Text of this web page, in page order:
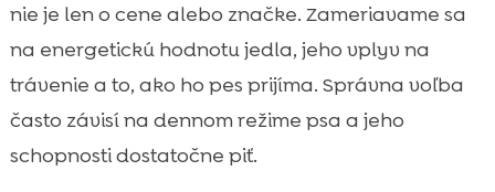
nie je len o cene alebo značke. Zameriavame sa
na energetickú hodnotu jedla, jeho vplyv na
trávenie a to, ako ho pes prijíma. Správna voľba
často závisí na dennom režime psa a jeho
schopnosti dostatočne piť.